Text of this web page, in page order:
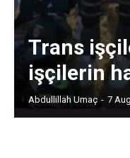
Trans
işçilerin
Abdullillah Umaç - 7